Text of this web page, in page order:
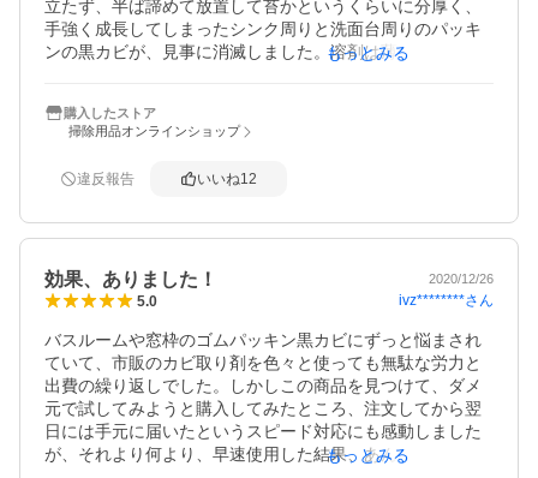
立たず、半ば諦めて放置して苔かというくらいに分厚く、
手強く成長してしまったシンク周りと洗面台周りのパッキ
ンの黒カビが、見事に消滅しました。溶剤は薄いピンクが
その後どんどん薄くなり、最大放置可能時間の24時間経つ
頃には嘘のように黒カビは消えました。溶液はゼリーの塊
簡単に拭えました。
程度残ってしまいました。中の中まで根が張ってしまう前
また、カビ取りしたい部分が完全に乾燥した状態で使用し
もっとみる
購入したストア
掃除用品オンラインショップ
違反報告 いいね12
効果、ありました！ 2020/12/26
5.0 ivz********さん
バスルームや窓枠のゴムパッキン黒カビにずっと悩まされ
ていて、市販のカビ取り剤を色々と使っても無駄な労力と
出費の繰り返しでした。しかしこの商品を見つけて、ダメ
元で試してみようと購入してみたところ、注文してから翌
日には手元に届いたというスピード対応にも感動しました
が、それより何より、早速使用した結果、あんなに長年悩
もっとみる